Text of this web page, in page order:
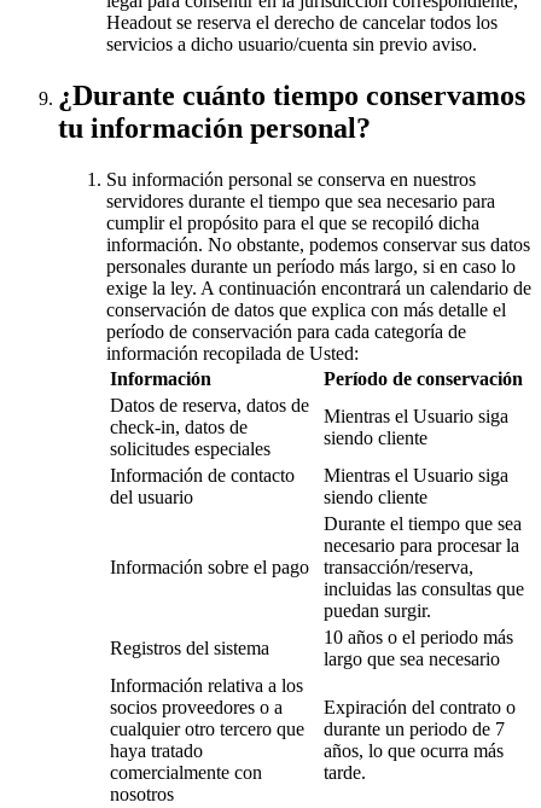
Headout se reserva el derecho de cancelar todos los
servicios a dicho usuario/cuenta sin previo aviso.
¿Durante cuánto tiempo conservamos
tu información personal?
Su información personal se conserva en nuestros
servidores durante el tiempo que sea necesario para
cumplir el propósito para el que se recopiló dicha
información. No obstante, podemos conservar sus datos
personales durante un período más largo, si en caso lo
exige la ley. A continuación encontrará un calendario de
conservación de datos que explica con más detalle el
período de conservación para cada categoría de
información recopilada de Usted:
Información
Período de conservación
Datos de reserva, datos de
check-in, datos de
solicitudes especiales
Mientras el Usuario siga
siendo cliente
Información de contacto
del usuario
Mientras el Usuario siga
siendo cliente
Información sobre el pago
Durante el tiempo que sea
necesario para procesar la
transacción/reserva,
incluidas las consultas que
puedan surgir.
Registros del sistema
10 años o el periodo más
largo que sea necesario
Información relativa a los
socios proveedores o a
cualquier otro tercero que
haya tratado
comercialmente con
nosotros
Expiración del contrato o
durante un periodo de 7
años, lo que ocurra más
tarde.